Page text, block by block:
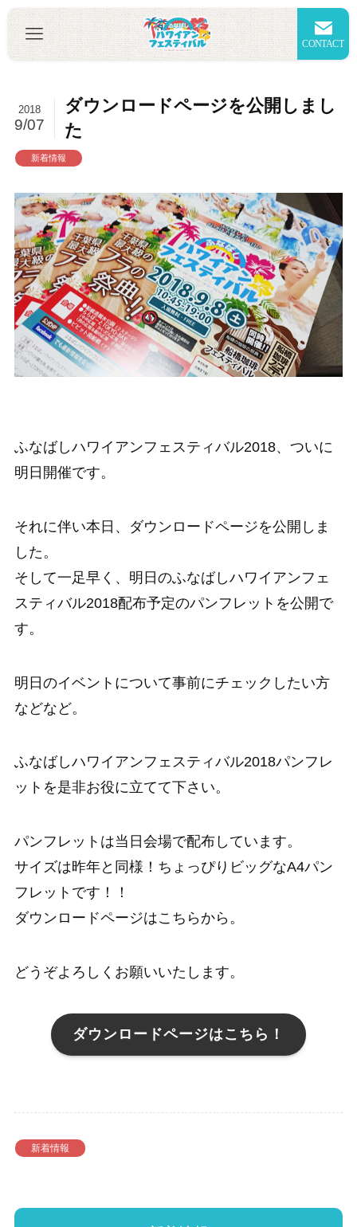
CONTACT
ダウンロードページを公開しまし
た
2018
9/07
新着情報
ふなばしハワイアンフェスティバル2018、ついに
明日開催です。
それに伴い本日、ダウンロードページを公開しま
した。
そして一足早く、明日のふなばしハワイアンフェ
スティバル2018配布予定のパンフレットを公開で
す。
明日のイベントについて事前にチェックしたい方
などなど。
ふなばしハワイアンフェスティバル2018パンフレ
ットを是非お役に立てて下さい。
パンフレットは当日会場で配布しています。
サイズは昨年と同様！ちょっぴりビッグなA4パン
フレットです！！
ダウンロードページはこちらから。
どうぞよろしくお願いいたします。
ダウンロードページはこちら！
新着情報